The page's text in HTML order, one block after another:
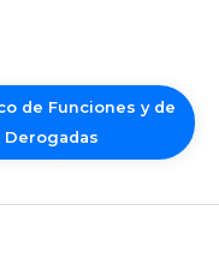
de Funciones y de
Derogadas